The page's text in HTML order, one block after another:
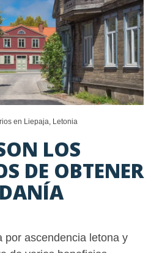
en Liepaja, Letonia
LOS
DE OBTENER
por ascendencia letona y